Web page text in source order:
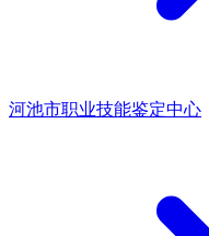
河池市职业技能鉴定中心